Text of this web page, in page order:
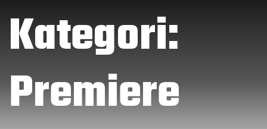
Kategori:
Premiere